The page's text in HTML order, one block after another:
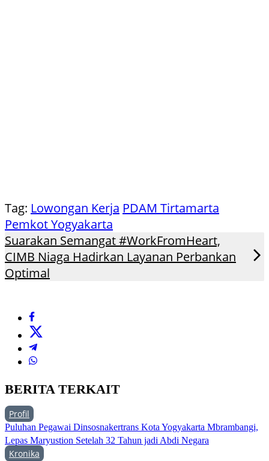
Tag: Lowongan Kerja PDAM Tirtamarta
Pemkot Yogyakarta
Suarakan Semangat #WorkFromHeart,
CIMB Niaga Hadirkan Layanan Perbankan
Optimal
BERITA TERKAIT
Profil
Puluhan Pegawai Dinsosnakertrans Kota Yogyakarta Mbrambangi,
Lepas Maryustion Setelah 32 Tahun jadi Abdi Negara
Kronika